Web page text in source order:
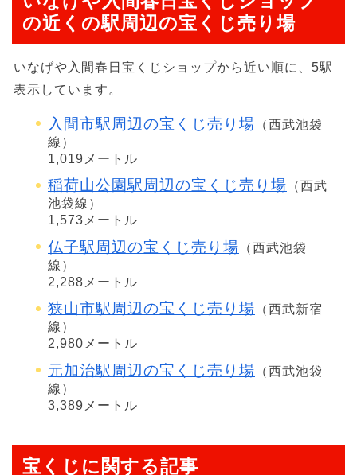
の近くの駅周辺の宝くじ売り場
いなげや入間春日宝くじショップから近い順に、5駅
表示しています。
入間市駅周辺の宝くじ売り場 （西武池袋
線）
1,019メートル
稲荷山公園駅周辺の宝くじ売り場 （西武
池袋線）
1,573メートル
仏子駅周辺の宝くじ売り場 （西武池袋
線）
2,288メートル
狭山市駅周辺の宝くじ売り場 （西武新宿
線）
2,980メートル
元加治駅周辺の宝くじ売り場 （西武池袋
線）
3,389メートル
宝くじに関する記事